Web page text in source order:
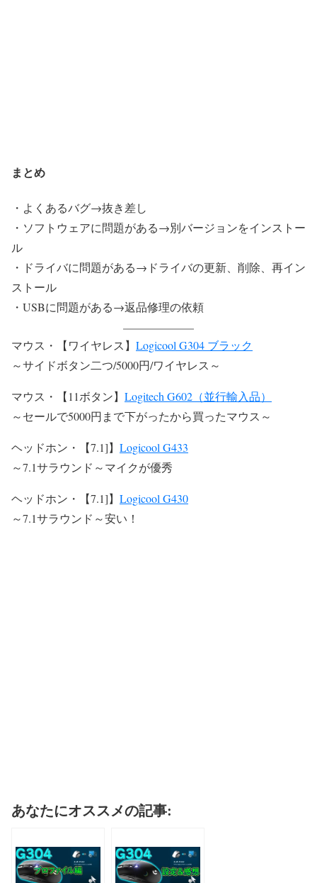
まとめ
・よくあるバグ→抜き差し
・ソフトウェアに問題がある→別バージョンをインストー
ル
・ドライバに問題がある→ドライバの更新、削除、再イン
ストール
・USBに問題がある→返品修理の依頼
マウス・【ワイヤレス】 Logicool G304 ブラック
～サイドボタン二つ/5000円/ワイヤレス～
マウス・【11ボタン】 Logitech G602（並行輸入品）
～セールで5000円まで下がったから買ったマウス～
ヘッドホン・【7.1]】 Logicool G433
～7.1サラウンド～マイクが優秀
ヘッドホン・【7.1]】 Logicool G430
～7.1サラウンド～安い！
あなたにオススメの記事: